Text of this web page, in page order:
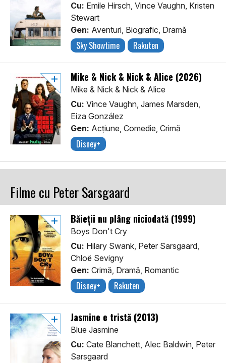
Cu: Emile Hirsch, Vince Vaughn, Kristen
Stewart
Gen: Aventuri, Biografic, Dramă
Sky Showtime Rakuten
Mike & Nick & Nick & Alice (2026)
Mike & Nick & Nick & Alice
Cu: Vince Vaughn, James Marsden,
Eiza González
Gen: Acţiune, Comedie, Crimă
Disney+
Filme cu Peter Sarsgaard
Băieții nu plâng niciodată (1999)
Boys Don't Cry
Cu: Hilary Swank, Peter Sarsgaard,
Chloë Sevigny
Gen: Crimă, Dramă, Romantic
Disney+ Rakuten
Jasmine e tristă (2013)
Blue Jasmine
Cu: Cate Blanchett, Alec Baldwin, Peter
Sarsgaard